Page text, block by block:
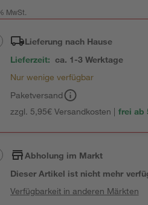
MwSt.
Lieferung nach Hause
Lieferzeit: ca. 1-3 Werktage
Nur wenige verfügbar
Paketversand
zzgl. 5,95€ Versandkosten | frei ab
Abholung im Markt
Dieser Artikel ist nicht mehr
Verfügbarkeit in anderen Märkten